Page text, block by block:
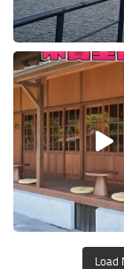
Load